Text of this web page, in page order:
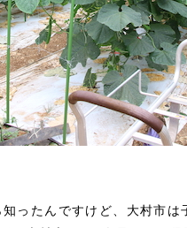
知ったんですけど、大村市